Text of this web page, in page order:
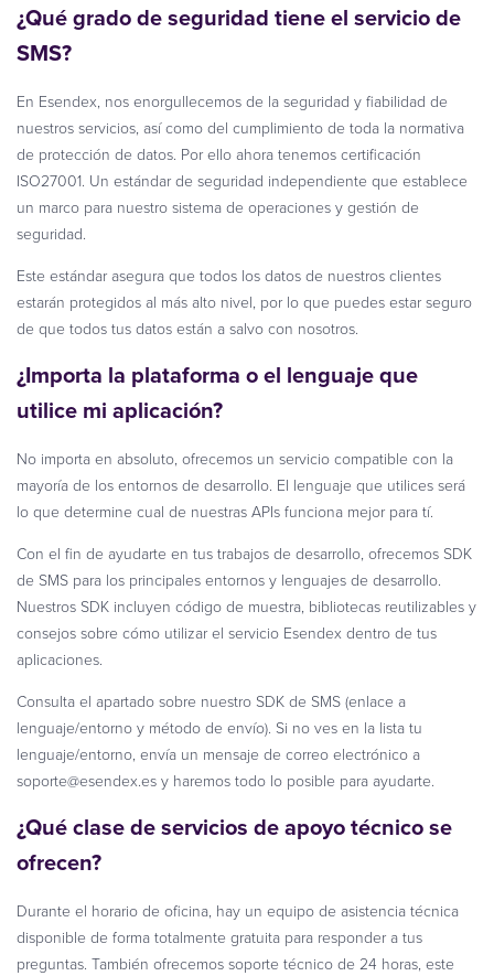
¿Qué grado de seguridad tiene el servicio de
SMS?
En Esendex, nos enorgullecemos de la seguridad y fiabilidad de
nuestros servicios, así como del cumplimiento de toda la normativa
de protección de datos. Por ello ahora tenemos certificación
ISO27001. Un estándar de seguridad independiente que establece
un marco para nuestro sistema de operaciones y gestión de
seguridad.
Este estándar asegura que todos los datos de nuestros clientes
estarán protegidos al más alto nivel, por lo que puedes estar seguro
de que todos tus datos están a salvo con nosotros.
¿Importa la plataforma o el lenguaje que
utilice mi aplicación?
No importa en absoluto, ofrecemos un servicio compatible con la
mayoría de los entornos de desarrollo. El lenguaje que utilices será
lo que determine cual de nuestras APIs funciona mejor para tí.
Con el fin de ayudarte en tus trabajos de desarrollo, ofrecemos SDK
de SMS para los principales entornos y lenguajes de desarrollo.
Nuestros SDK incluyen código de muestra, bibliotecas reutilizables y
consejos sobre cómo utilizar el servicio Esendex dentro de tus
aplicaciones.
Consulta el apartado sobre nuestro SDK de SMS (enlace a
lenguaje/entorno y método de envío). Si no ves en la lista tu
lenguaje/entorno, envía un mensaje de correo electrónico a
soporte@esendex.es y haremos todo lo posible para ayudarte.
¿Qué clase de servicios de apoyo técnico se
ofrecen?
Durante el horario de oficina, hay un equipo de asistencia técnica
disponible de forma totalmente gratuita para responder a tus
preguntas. También ofrecemos soporte técnico de 24 horas, este